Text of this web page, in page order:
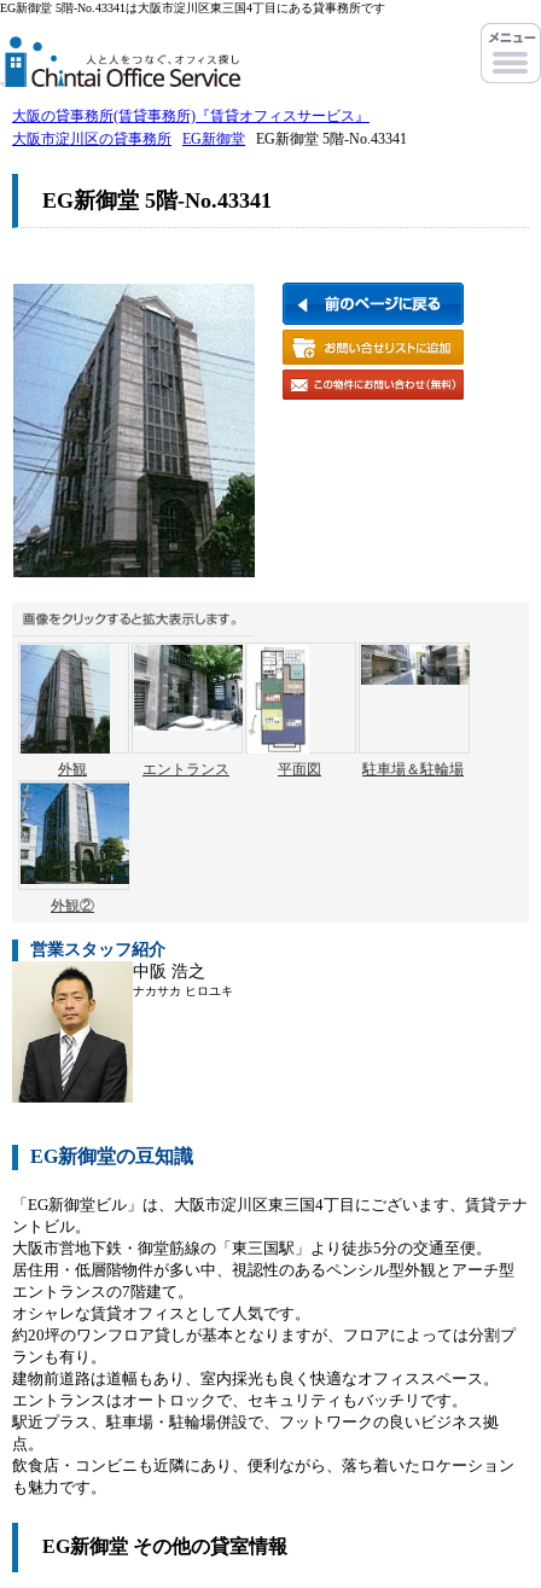
EG新御堂 5階-No.43341は大阪市淀川区東三国4丁目にある貸事務所です
大阪の貸事務所(賃貸事務所)『賃貸オフィスサービス』
大阪市淀川区の貸事務所
EG新御堂 EG新御堂 5階-No.43341
EG新御堂 5階-No.43341
外観 エントランス 平面図 駐車場＆駐輪場
外観②
営業スタッフ紹介
中阪 浩之
ナカサカ ヒロユキ
EG新御堂の豆知識
「EG新御堂ビル」は、大阪市淀川区東三国4丁目にございます、賃貸テナ
ントビル。
大阪市営地下鉄・御堂筋線の「東三国駅」より徒歩5分の交通至便。
居住用・低層階物件が多い中、視認性のあるペンシル型外観とアーチ型
エントランスの7階建て。
オシャレな賃貸オフィスとして人気です。
約20坪のワンフロア貸しが基本となりますが、フロアによっては分割プ
ランも有り。
建物前道路は道幅もあり、室内採光も良く快適なオフィススペース。
エントランスはオートロックで、セキュリティもバッチリです。
駅近プラス、駐車場・駐輪場併設で、フットワークの良いビジネス拠
点。
飲食店・コンビニも近隣にあり、便利ながら、落ち着いたロケーション
も魅力です。
EG新御堂 その他の貸室情報